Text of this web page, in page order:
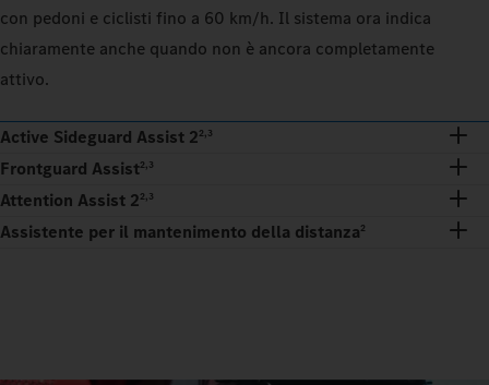
con pedoni e ciclisti fino a 60 km/h. Il sistema ora indica
chiaramente anche quando non è ancora completamente
attivo.
Active Sideguard Assist 22,3
Frontguard Assist2,3
Attention Assist 22,3
Assistente per il mantenimento della distanza2